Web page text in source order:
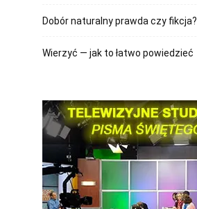
Dobór naturalny prawda czy fikcja?
Wierzyć — jak to łatwo powiedzieć